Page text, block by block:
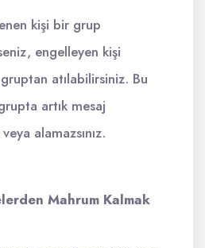
kişi bir grup
engelleyen kişi
atılabilirsiniz. Bu
artık mesaj
alamazsınız.
Mahrum Kalmak